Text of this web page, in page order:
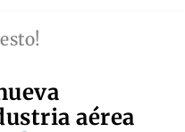
aérea